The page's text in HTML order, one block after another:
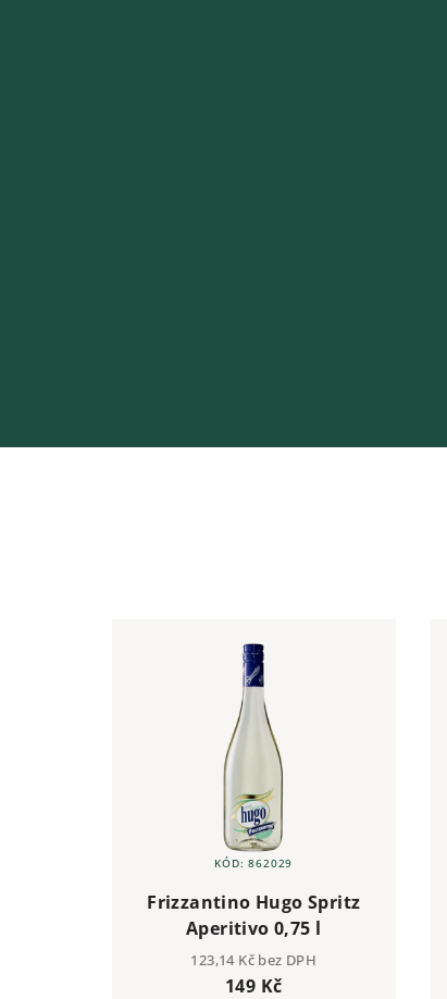
Frizzantino Hugo Spritz
Aperitivo 0,75 l
123,14 Kč bez DPH
149 Kč
KÓD:862029